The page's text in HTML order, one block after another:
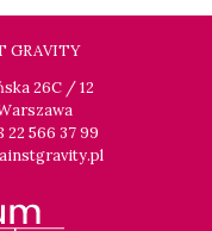
GRAVITY
26C / 12
566 37 99